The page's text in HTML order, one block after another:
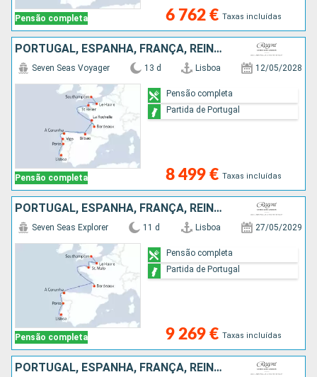
Pensão completa 6 762 € Taxas incluídas
PORTUGAL, ESPANHA, FRANÇA, REINO UNIDO
Pensão completa
Seven Seas Voyager 13 d Lisboa 12/05/2028
8 499 € Taxas incluídas
Pensão completa
Partida de Portugal
PORTUGAL, ESPANHA, FRANÇA, REINO UNIDO
Pensão completa
Seven Seas Explorer 11 d Lisboa 27/05/2029
9 269 € Taxas incluídas
Pensão completa
Partida de Portugal
PORTUGAL, ESPANHA, FRANÇA, REINO UNIDO